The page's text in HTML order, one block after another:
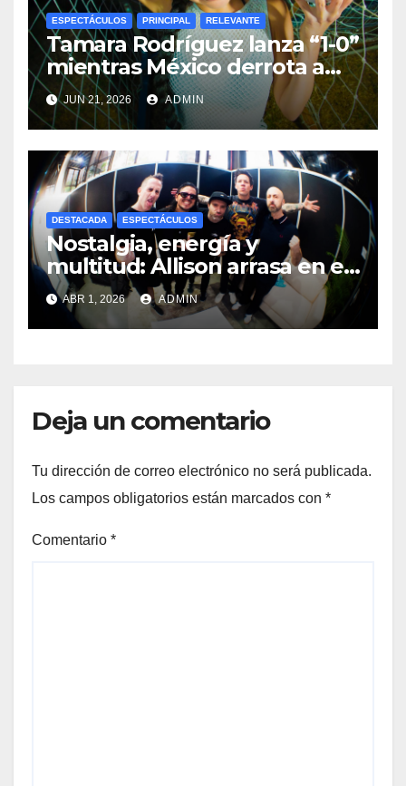
ESPECTÁCULOS PRINCIPAL RELEVANTE
Tamara Rodríguez lanza “1-0”
mientras México derrota a
Corea 1-0
JUN 21, 2026 ADMIN
DESTACADA ESPECTÁCULOS
Nostalgia, energía y
multitud: Allison arrasa en el
Tecate Pal Norte 2026
ABR 1, 2026 ADMIN
Deja un comentario
Tu dirección de correo electrónico no será publicada.
Los campos obligatorios están marcados con *
Comentario *